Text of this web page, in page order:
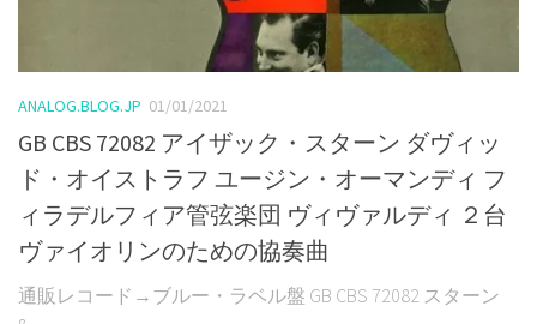
ANALOG.BLOG.JP 01/01/2021
GB CBS 72082 アイザック・スターン ダヴィッ
ド・オイストラフ ユージン・オーマンディ フ
ィラデルフィア管弦楽団 ヴィヴァルディ ２台
ヴァイオリンのための協奏曲
通販レコード→ブルー・ラベル盤 GB CBS 72082 スターン